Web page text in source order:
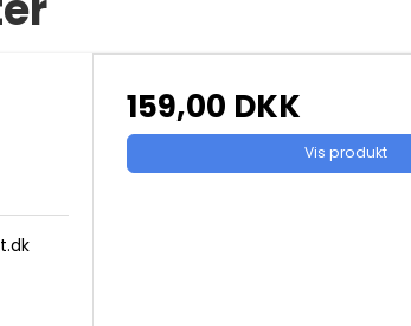
159,00 DKK
Vis produkt